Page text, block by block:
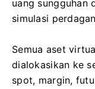
uang sungguhan
simulasi
Semua aset
dialokasikan ke
spot, margin,